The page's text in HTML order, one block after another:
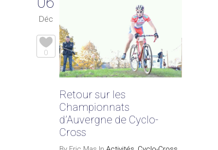
Déc
0
Retour sur les
Championnats
d’Auvergne de Cyclo-
Cross